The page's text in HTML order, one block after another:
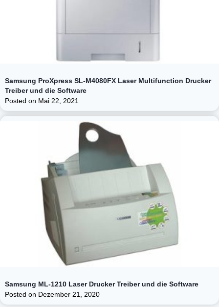
Samsung ProXpress SL-M4080FX Laser Multifunction Drucker
Treiber und die Software
Posted on Mai 22, 2021
Samsung ML-1210 Laser Drucker Treiber und die Software
Posted on Dezember 21, 2020